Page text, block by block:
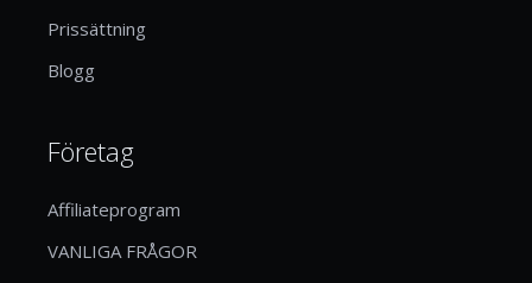
Prissättning
Blogg
Företag
Affiliateprogram
VANLIGA FRÅGOR